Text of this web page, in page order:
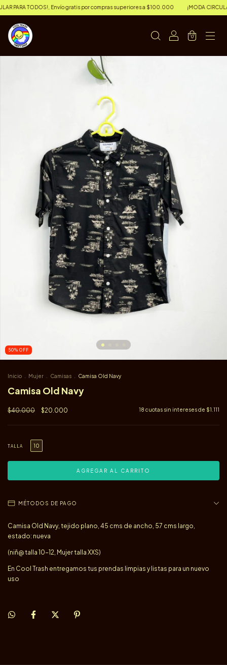
PARA TODOS!, Envío gratis por compras superiores a $100.000 ¡MODA
0
50% OFF
Inicio Mujer Camisas Camisa Old Navy
Camisa Old Navy
$40.000 $20.000 18 cuotas sin intereses de $1.111
TALLA 10
MÉTODOS DE PAGO
Camisa Old Navy, tejido plano, 45 cms de ancho, 57 cms largo,
estado: nueva
(niñ@ talla 10-12, Mujer talla XXS)
En Cool Trash entregamos tus prendas limpias y listas para un nuevo
uso